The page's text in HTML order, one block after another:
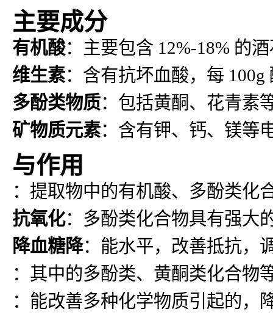
主要成分
有机酸：主要包含 12%-18% 的
维生素：含有抗坏血酸，每
多酚类物质：包括黄酮、花青素
矿物质元素：含有钾、钙、镁等
与作用
：提取物中的有机酸、多酚类化
抗氧化：多酚类化合物具有强大
降血糖降：能水平，改善抵抗，
：其中的多酚类、黄酮类化合物
：能改善多种化学物质引起的，